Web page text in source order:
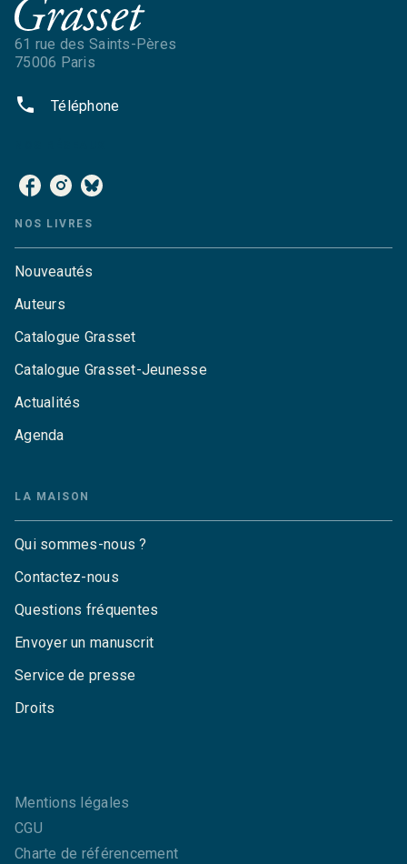
61 rue des Saints-Pères
75006 Paris
phone Téléphone
NOS LIVRES
Nouveautés
Auteurs
Catalogue Grasset
Catalogue Grasset-Jeunesse
Actualités
Agenda
LA MAISON
Qui sommes-nous ?
Contactez-nous
Questions fréquentes
Envoyer un manuscrit
Service de presse
Droits
Mentions légales
CGU
Charte de référencement